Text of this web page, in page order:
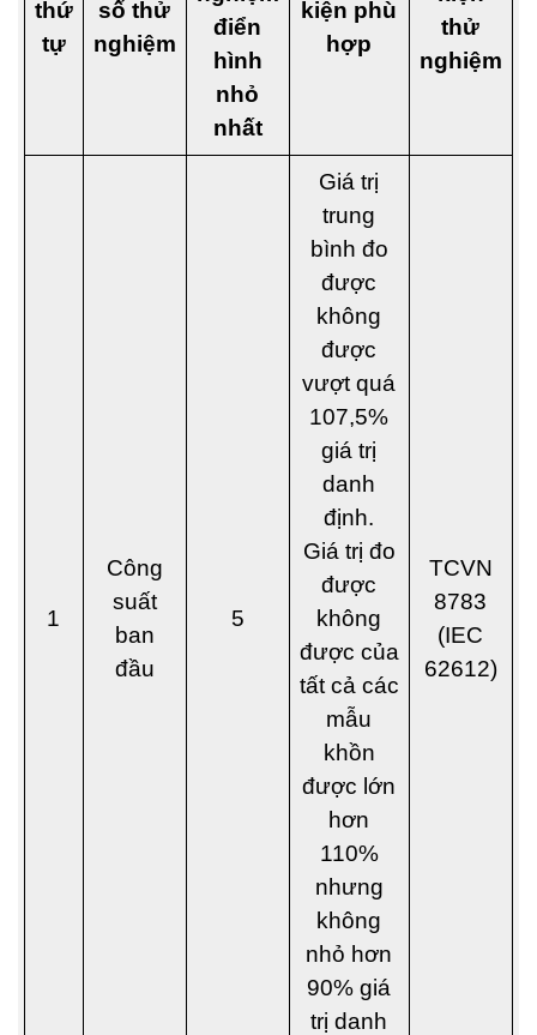
thứ
tự
số thử
nghiệm
điển
hình
nhỏ
nhất
kiện phù
hợp
thử
nghiệm
1
Công
suất
ban
đầu
5
Giá trị
trung
bình đo
được
không
được
vượt quá
107,5%
giá trị
danh
định.
Giá trị đo
được
không
được của
tất cả các
mẫu
khồn
được lớn
hơn
110%
nhưng
không
nhỏ hơn
90% giá
trị danh
TCVN
8783
(IEC
62612)